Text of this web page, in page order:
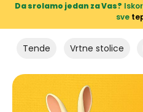
Da srolamo jedan za Vas?
sve
Tende Vrtne stolice